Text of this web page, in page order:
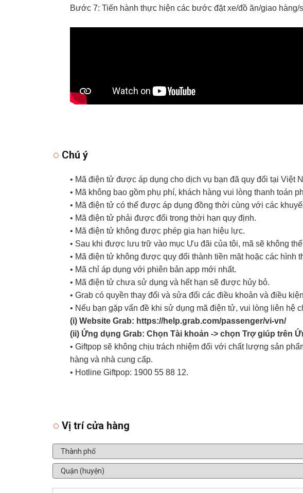
Bước 7:Tiến hành thực hiện các bướcđặt xe/đồ ăn/giao hàng/
Chú ý
• Mã điện tử được áp dụng cho dịch vụ bạn đã quy đổi tại Việt
• Mã không bao gồm phụ phí, khách hàng vui lòng thanh toán
• Mã điện tử có thể được áp dụng đồng thời cùng với các
• Mã điện tử phải được đổi trong thời hạn quy định.
• Mã điện tử không được phép gia hạn hiệu lực.
• Sau khi được lưu trữ vào mục Ưu đãi của tôi, mã sẽ không
• Mã điện tử không được quy đổi thành tiền mặt hoặc các hình
• Mã chỉ áp dụng với phiên bản app mới nhất.
• Mã điện tử chưa sử dụng và hết hạn sẽ được hủy bỏ.
• Grab có quyền thay đổi và sửa đổi các điều khoản và điều
• Nếu bạn gặp vấn đề khi sử dụng mã điện tử, vui lòng liên hệ
(i) Website Grab: https://help.grab.com/passenger/vi-vn/
(ii) Ứng dụng Grab: Chọn Tài khoản -> chọn Trợ giúp trên
• Giftpop sẽ không chịu trách nhiệm đối với chất lượng sản
hàng và nhà cung cấp.
• Hotline Giftpop: 1900 55 88 12.
Vị trí cửa hàng